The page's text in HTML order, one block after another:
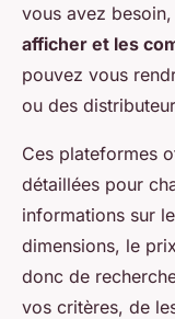
vous avez
afficher et les
pouvez vous
ou des
Ces plateformes
détaillées pour
informations sur
dimensions, le
donc de
vos critères, de